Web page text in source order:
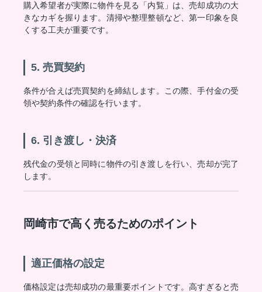
購入希望者が実際に物件を見る「内覧」は、売却成功の大
きなカギを握ります。清掃や整理整頓など、第一印象を良
くする工夫が重要です。
5. 売買契約
条件が合えば売買契約を締結します。この際、手付金の受
領や契約条件の確認を行います。
6. 引き渡し・決済
残代金の受領と同時に物件の引き渡しを行い、売却が完了
します。
岡崎市で高く売るためのポイント
適正価格の設定
価格設定は売却成功の最重要ポイントです。高すぎると売